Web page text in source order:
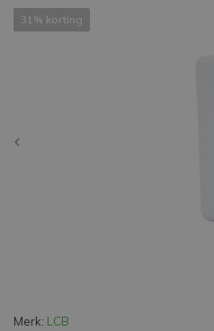
31% korting
Merk: LCB